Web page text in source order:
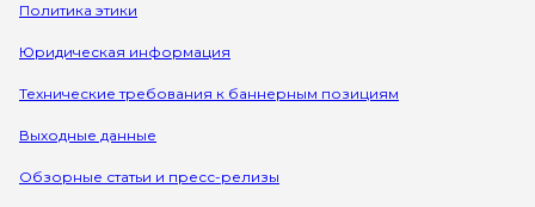
Политика этики
Юридическая информация
Технические требования к баннерным позициям
Выходные данные
Обзорные статьи и пресс-релизы